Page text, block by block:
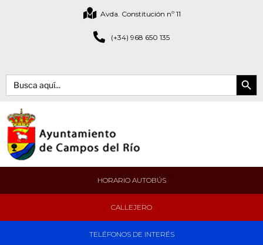
Avda. Constitución nº 11
(+34) 968 650 135
Buscar: Botón de
HORARIO AUTOBÚS
CALLEJERO
TELÉFONOS DE INTERÉS